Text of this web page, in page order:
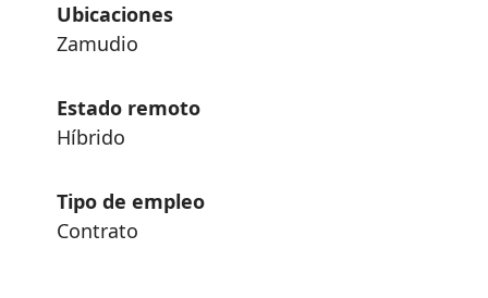
Ubicaciones
Zamudio
Estado remoto
Híbrido
Tipo de empleo
Contrato